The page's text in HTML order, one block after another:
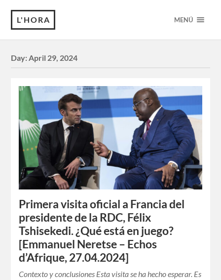
L'HORA MENÚ
Day:April 29, 2024
Primera visita oficial a Francia del
presidente de la RDC, Félix
Tshisekedi. ¿Qué está en juego?
[Emmanuel Neretse – Echos
d’Afrique, 27.04.2024]
Contexto y conclusiones Esta visita se ha hecho esperar. Es